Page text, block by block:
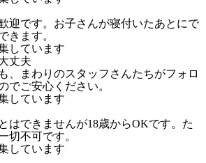
迎です。お子さんが寝付いたあとにで
きます。
しています
丈夫
、まわりのスタッフさんたちがフォロ
でご安心ください。
しています
はできませんが18歳からOKです。た
切不可です。
しています